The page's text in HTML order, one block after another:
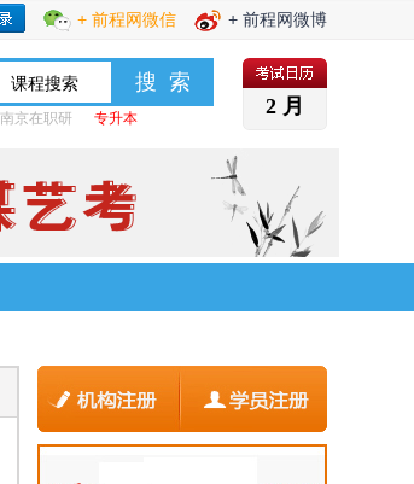
+ 前程网微博
+ 前程网微信
南京在职研 专升本 2 月